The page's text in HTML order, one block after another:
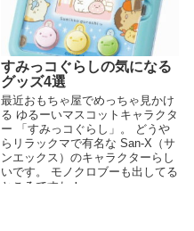
すみっコぐらしの気になる
グッズ4選
最近おもちゃ屋でめっちゃ見かけ
る ゆるーいマスコットキャラクタ
ー 「すみっコぐらし」。 どうや
らリラックマで有名な San-X（サ
ンエックス）のキャラクターらし
いです。 モノクロブーも出してる
ところですね！ ...